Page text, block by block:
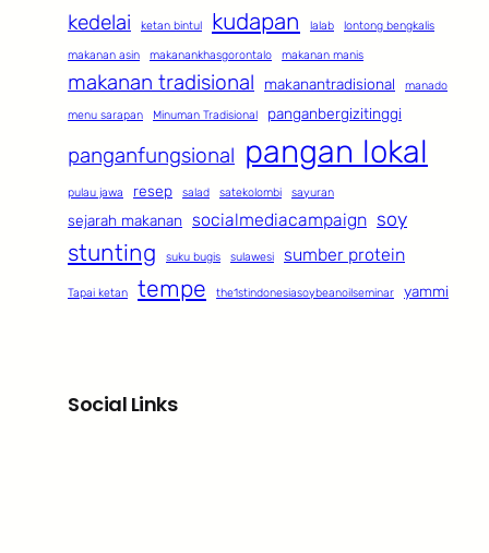
kedelai ketan bintul kudapan lalab lontong bengkalis
makanan asin makanankhasgorontalo makanan manis
makanan tradisional makanantradisional manado
menu sarapan Minuman Tradisional panganbergizitinggi
panganfungsional pangan lokal
pulau jawa resep salad satekolombi sayuran
sejarah makanan socialmediacampaign soy
stunting suku bugis sulawesi sumber protein
Tapai ketan tempe the1stindonesiasoybeanoilseminar yammi
Social Links